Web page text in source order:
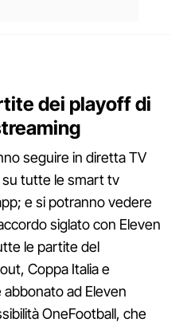
dei playoff di
seguire in diretta TV
su tutte le smart tv
e si potranno vedere
siglato con Eleven
le partite del
Coppa Italia e
ad Eleven
OneFootball, che